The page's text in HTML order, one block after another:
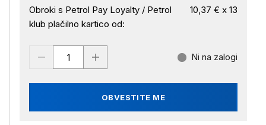
Obroki s Petrol Pay Loyalty / Petrol
klub plačilno kartico od:
10,37 € x 13
OBVESTITE ME
Ni na zalogi